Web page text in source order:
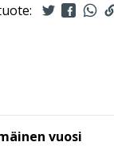
vuosi